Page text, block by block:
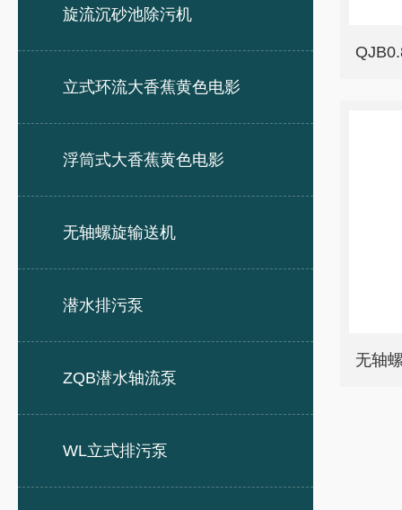
旋流沉砂池除污机
立式环流大香蕉黄色电影
浮筒式大香蕉黄色电影
无轴螺旋输送机
潜水排污泵
ZQB潜水轴流泵
WL立式排污泵
无轴